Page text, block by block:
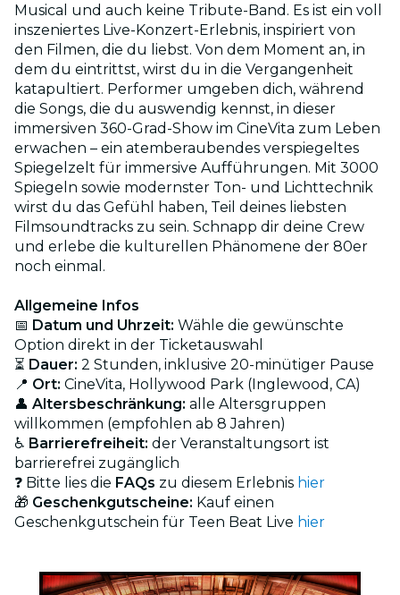
Musical und auch keine Tribute-Band. Es ist ein voll
inszeniertes Live-Konzert-Erlebnis, inspiriert von
den Filmen, die du liebst. Von dem Moment an, in
dem du eintrittst, wirst du in die Vergangenheit
katapultiert. Performer umgeben dich, während
die Songs, die du auswendig kennst, in dieser
immersiven 360-Grad-Show im CineVita zum Leben
erwachen – ein atemberaubendes verspiegeltes
Spiegelzelt für immersive Aufführungen. Mit 3000
Spiegeln sowie modernster Ton- und Lichttechnik
wirst du das Gefühl haben, Teil deines liebsten
Filmsoundtracks zu sein. Schnapp dir deine Crew
und erlebe die kulturellen Phänomene der 80er
noch einmal.
Allgemeine Infos
📅 Datum und Uhrzeit: Wähle die gewünschte
Option direkt in der Ticketauswahl
⏳ Dauer: 2 Stunden, inklusive 20-minütiger Pause
📍 Ort: CineVita, Hollywood Park (Inglewood, CA)
👤 Altersbeschränkung: alle Altersgruppen
willkommen (empfohlen ab 8 Jahren)
♿ Barrierefreiheit: der Veranstaltungsort ist
barrierefrei zugänglich
❓ Bitte lies die FAQs zu diesem Erlebnis hier
🎁 Geschenkgutscheine: Kauf einen
Geschenkgutschein für Teen Beat Live hier